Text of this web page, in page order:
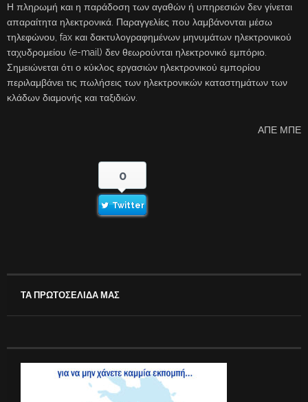
Η πληρωμή και η παράδοση των αγαθών ή υπηρεσιών δεν γίνεται
απαραίτητα ηλεκτρονικά. Παραγγελίες που λαμβάνονται μέσω
τηλεφώνου, fax και δακτυλογραφημένων μηνυμάτων ηλεκτρονικού
ταχυδρομείου (e-mail) δεν θεωρούνται ηλεκτρονικό εμπόριο.
Σημειώνεται ότι ο κύκλος εργασιών ηλεκτρονικού εμπορίου
περιλαμβάνει τις πωλήσεις των ηλεκτρονικών καταστημάτων των
κλάδων διαμονής και ταξιδιών.
ΑΠΕ ΜΠΕ
0
Twitter
ΤΑ ΠΡΩΤΟΣΕΛΙΔΑ ΜΑΣ